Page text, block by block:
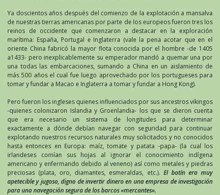
Ya doscientos años después del comienzo de la explotación a mansalva
de nuestras tierras americanas por parte de los europeos fueron tres los
reinos de occidente que comenzaron a destacar en la exploración
marítima: España, Portugal e Inglaterra (vale la pena acotar que en el
oriente China fabricó la mayor flota conocida por el hombre -de 1405
a1433- pero inexplicablemente su emperador mandó a quemar una por
una todas las embarcaciones, sumando a China en un aislamiento de
más 500 años el cual fue luego aprovechado por los portugueses para
tomar y fundar a Macao e Inglaterra a tomar y fundar a Hong Kong).
Pero fueron los ingleses quienes influenciados por sus ancestros vikingos
-quienes colonizaron Islandia y Groenlandia- los que se dieron cuenta
que era necesario un sistema de longitudes para determinar
exactamente a dónde debían navegar con seguridad para continuar
explotando nuestros recursos naturales muy solicitados y no conocidos
hasta entonces en Europa: maíz, tomate y patata -papa- (la cual los
irlandeses comían sus hojas al ignorar el conocimiento indígena
americano y enfermando debido al veneno) así como metales y piedras
preciosas (plata, oro, diamantes, esmeraldas, etc.). El botín era muy
apetecible y jugoso, digno de invertir dinero en una empresa de investigación
para una navegación segura de los barcos «mercantes».